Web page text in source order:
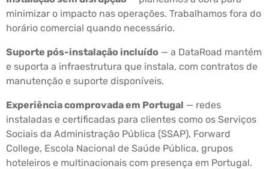
minimizar o impacto nas operações. Trabalhamos fora do
horário comercial quando necessário.
Suporte pós-instalação incluído — a DataRoad mantém
e suporta a infraestrutura que instala, com contratos de
manutenção e suporte disponíveis.
Experiência comprovada em Portugal — redes
instaladas e certificadas para clientes como os Serviços
Sociais da Administração Pública (SSAP), Forward
College, Escola Nacional de Saúde Pública, grupos
hoteleiros e multinacionais com presença em Portugal.